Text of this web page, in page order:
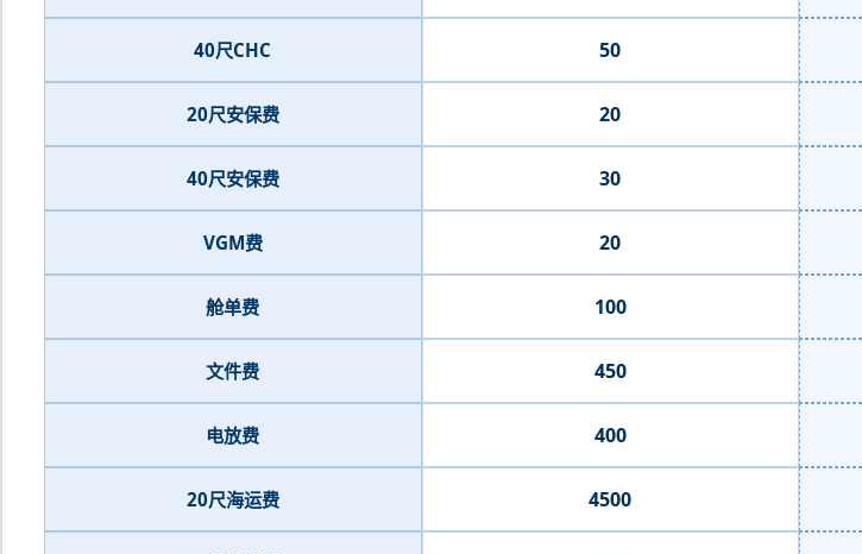
40尺CHC 50
20尺安保费 20
40尺安保费 30
VGM费 20
舱单费 100
文件费 450
电放费 400
20尺海运费 4500